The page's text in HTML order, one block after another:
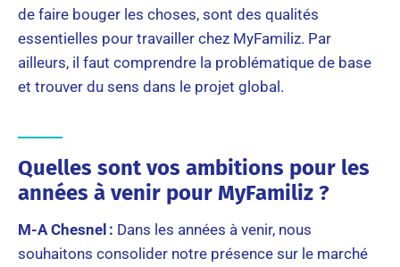
de faire bouger les choses, sont des qualités
essentielles pour travailler chez MyFamiliz. Par
ailleurs, il faut comprendre la problématique de base
et trouver du sens dans le projet global.
Quelles sont vos ambitions pour les
années à venir pour MyFamiliz ?
M-A Chesnel : Dans les années à venir, nous
souhaitons consolider notre présence sur le marché